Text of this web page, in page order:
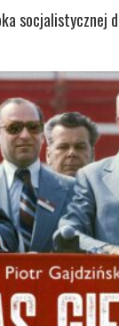
socjalistycznej